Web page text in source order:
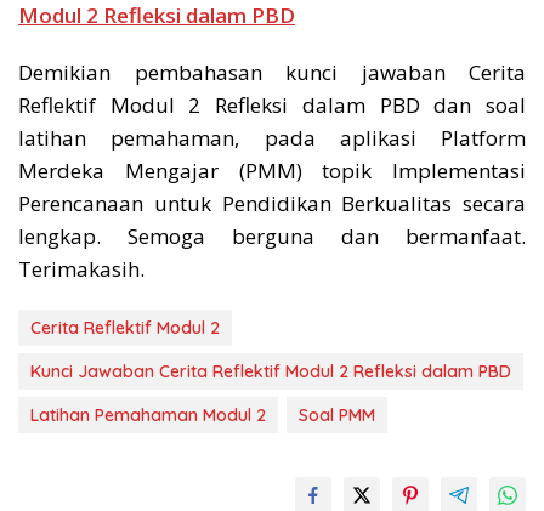
Modul 2 Refleksi dalam PBD
Demikian pembahasan kunci jawaban Cerita
Reflektif Modul 2 Refleksi dalam PBD dan soal
latihan pemahaman, pada aplikasi Platform
Merdeka Mengajar (PMM) topik Implementasi
Perencanaan untuk Pendidikan Berkualitas secara
lengkap. Semoga berguna dan bermanfaat.
Terimakasih.
Cerita Reflektif Modul 2
Kunci Jawaban Cerita Reflektif Modul 2 Refleksi dalam PBD
Latihan Pemahaman Modul 2
Soal PMM